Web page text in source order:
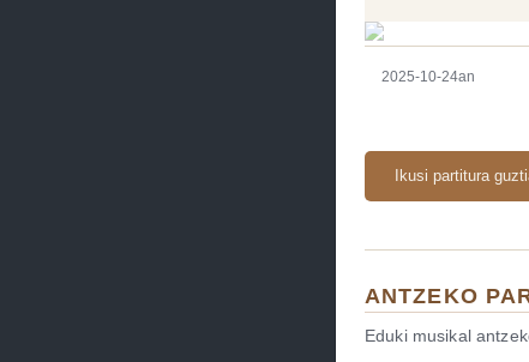
2025-10-24an
Ikusi partitura
ANTZEKO
Eduki musikal